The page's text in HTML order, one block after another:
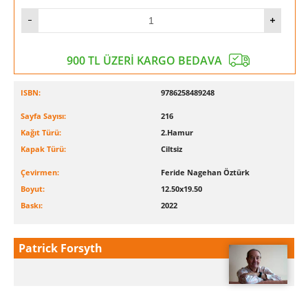
900 TL ÜZERİ KARGO BEDAVA
ISBN: 9786258489248
Sayfa Sayısı:
216
Kağıt Türü:
2.Hamur
Kapak Türü:
Ciltsiz
Çevirmen:
Feride Nagehan Öztürk
Boyut:
12.50x19.50
Baskı:
2022
Patrick Forsyth